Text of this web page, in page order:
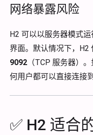
网络暴露风险
H2 可以以服务器模式
界面。默认情况下，H2
9092 （TCP 服务器）
何用户都可以直接连接
✅ H2 适合